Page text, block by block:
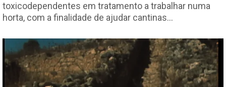
toxicodependentes em tratamento a trabalhar numa
horta, com a finalidade de ajudar cantinas…